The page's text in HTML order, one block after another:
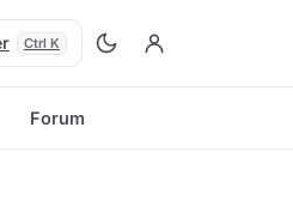
Ctrl K
Forum